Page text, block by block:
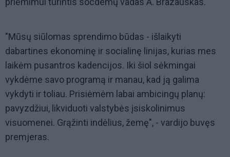
"Mūsų siūlomas sprendimo būdas - išlaikyti
dabartines ekonominę ir socialinę linijas, kurias mes
laikėm pusantros kadencijos. Iki šiol sėkmingai
vykdėme savo programą ir manau, kad ją galima
vykdyti ir toliau. Prisiėmėm labai ambicingų planų:
pavyzdžiui, likviduoti valstybės įsiskolinimus
visuomenei. Grąžinti indėlius, žemę", - vardijo buvęs
premjeras.